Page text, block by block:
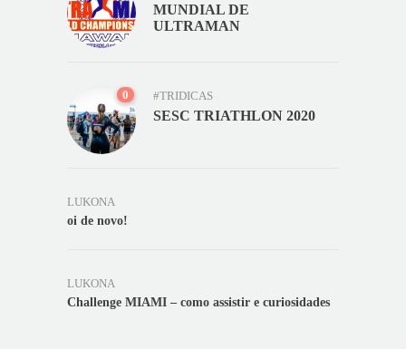
MUNDIAL DE
ULTRAMAN
0 #TRIDICAS
SESC TRIATHLON 2020
LUKONA
oi de novo!
LUKONA
Challenge MIAMI – como assistir e curiosidades